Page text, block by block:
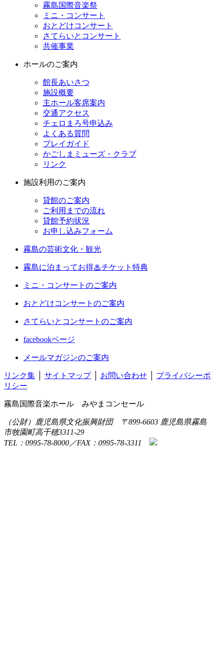
霧島国際音楽祭
ミニ・コンサート
おとどけコンサート
さてらいとコンサート
共催事業
ホールのご案内
館長あいさつ
施設概要
主ホール客席案内
交通アクセス
チェロまろ号申込み
よくある質問
プレイガイド
かごしまミューズ・クラブ
リンク
施設利用のご案内
貸館のご案内
ご利用までの流れ
貸館予約状況
お申し込みフォーム
霧島の芸術文化・観光
霧島に泊まってお得♨チケット特典
ミニ・コンサートのご案内
おとどけコンサートのご案内
さてらいとコンサートのご案内
facebookページ
メールマガジンのご案内
リンク集 サイトマップ│ お問い合わせ
プライバシーポ
リシー
霧島国際音楽ホール みやまコンセール
（公財）鹿児島県文化振興財団 〒899-6603 鹿児島県霧島
市牧園町高千穂3311-29
TEL：0995-78-8000／FAX：0995-78-3311